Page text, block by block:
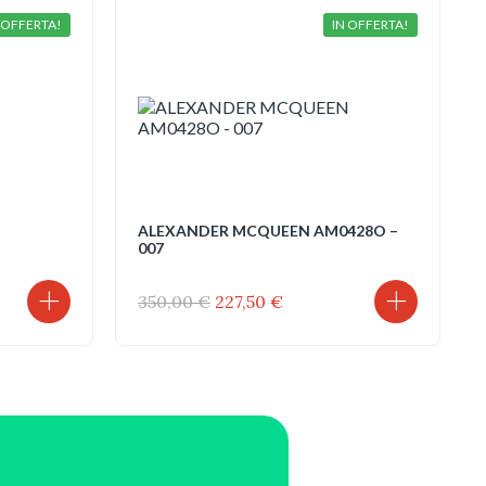
IN OFFERTA!
ALEXANDER MCQUEEN AM0428O –
007
350,00€ Il
227,50 €Il